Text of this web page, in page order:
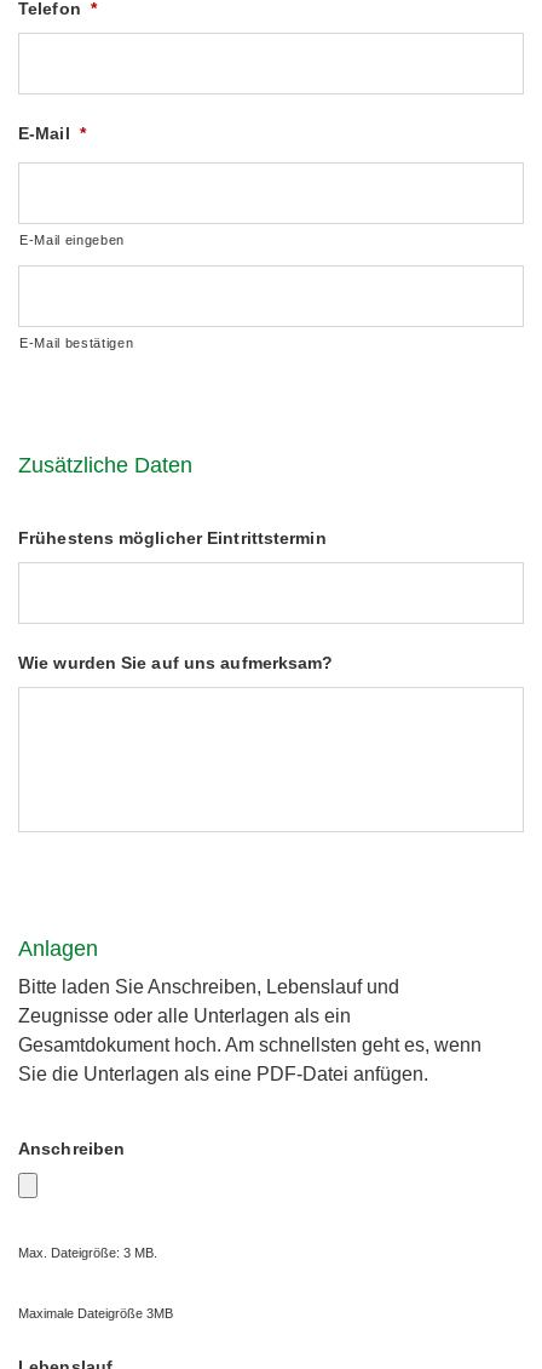
Telefon *
E-Mail *
E-Mail eingeben
E-Mail bestätigen
Zusätzliche Daten
Frühestens möglicher Eintrittstermin
Wie wurden Sie auf uns aufmerksam?
Anlagen
Bitte laden Sie Anschreiben, Lebenslauf und
Zeugnisse oder alle Unterlagen als ein
Gesamtdokument hoch. Am schnellsten geht es, wenn
Sie die Unterlagen als eine PDF-Datei anfügen.
Anschreiben
Max. Dateigröße: 3 MB.
Maximale Dateigröße 3MB